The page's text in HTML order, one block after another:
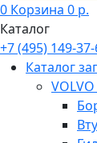
0 Корзина 0 р.
Каталог
+7 (495) 149-
Каталог
VOLVO